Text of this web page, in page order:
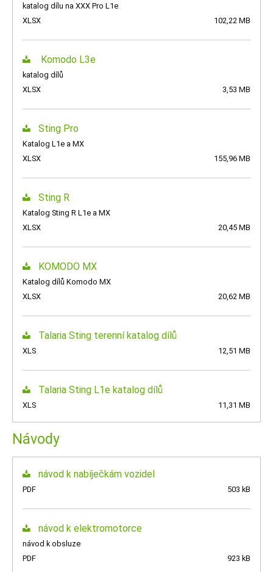
katalog dílu na XXX Pro L1e
XLSX
102,22 MB
Komodo L3e
katalog dílů
XLSX
3,53 MB
Sting Pro
Katalog L1e a MX
XLSX
155,96 MB
Sting R
Katalog Sting R L1e a MX
XLSX
20,45 MB
KOMODO MX
Katalog dílů Komodo MX
XLSX
20,62 MB
Talaria Sting terenní katalog dílů
XLS 12,51 MB
Talaria Sting L1e katalog dílů
XLS 11,31 MB
Návody
návod k nabíječkám vozidel
PDF 503 kB
návod k elektromotorce
návod k obsluze
PDF
923 kB